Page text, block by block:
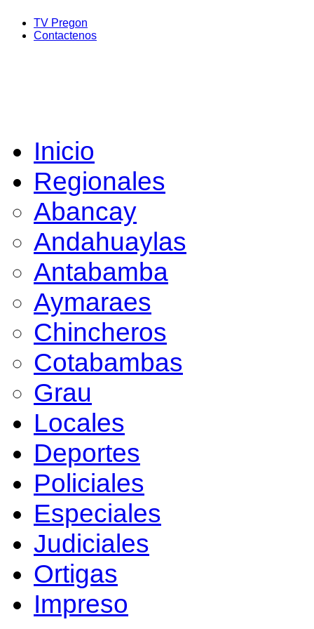
TV Pregon
Contactenos
Inicio
Regionales
Abancay
Andahuaylas
Antabamba
Aymaraes
Chincheros
Cotabambas
Grau
Locales
Deportes
Policiales
Especiales
Judiciales
Ortigas
Impreso